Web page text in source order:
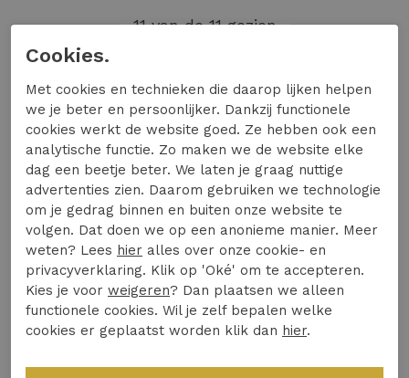
11 van de 11 gezien
en comfort combineren? Deze Nederlandse
merkcollectie biedt heren denim PME Legend
van topkwaliteit. Ontdek waarom PME Legend
heren jeans zo populair zijn. In deze tekst lees je
alles over de unieke eigenschappen,
pasmogelijkheden en stylingtips. Bestel jouw
favoriete PME Legend spijkerbroeken eenvoudig
online bij Expresswear.nl.
Waarom kiezen voor PME
Legend spijkerbroeken?
Cookies.
Met cookies en technieken die daarop lijken helpen
we je beter en persoonlijker. Dankzij functionele
cookies werkt de website goed. Ze hebben ook een
analytische functie. Zo maken we de website elke
dag een beetje beter. We laten je graag nuttige
advertenties zien. Daarom gebruiken we technologie
om je gedrag binnen en buiten onze website te
volgen. Dat doen we op een anonieme manier. Meer
weten? Lees hier alles over onze cookie- en
privacyverklaring. Klik op 'Oké' om te accepteren.
Kies je voor weigeren? Dan plaatsen we alleen
functionele cookies. Wil je zelf bepalen welke
cookies er geplaatst worden klik dan hier.